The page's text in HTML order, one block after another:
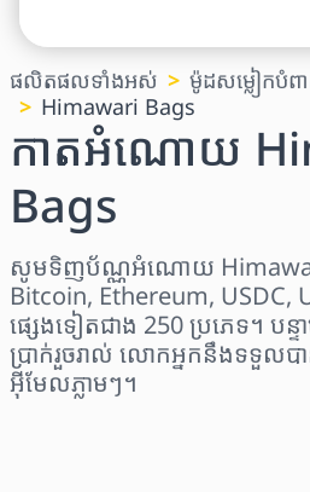
ផលិតផលទាំងអស់
ម៉ូដសម្លៀកបំព
Himawari Bags
កាតអំណោយ
Bags
សូមទិញប័ណ្ណអំណោយ
Bitcoin, Ethereum, USDC,
ផ្សេងទៀតជាង 250 ប្រភេទ។ បន្
ប្រាក់រួចរាល់ លោកអ្នកនឹងទទួល
អ៊ីមែលភ្លាមៗ។